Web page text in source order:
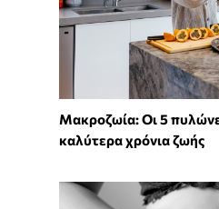
Mακροζωία: Οι 5
καλύτερα χρόνια ζωής